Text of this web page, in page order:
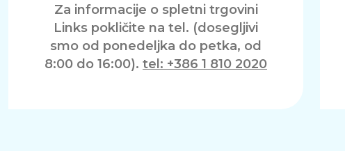
Za informacije o spletni trgovini
Links pokličite na tel. (dosegljivi
smo od ponedeljka do petka, od
8:00 do 16:00). tel: +386 1 810 2020